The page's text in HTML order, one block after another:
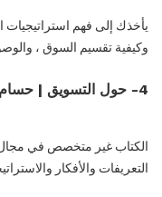
يأخذك إلى فهم
وكيفية تقسيم السوق ،
4- حول التسويق | حسام حسن.
الكتاب غير متخصص في مجال
التعريفات والأفكار